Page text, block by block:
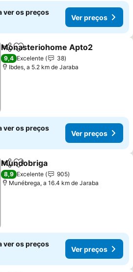
ver os preços
Ver preços
PartilharAdicionar aos favoritos
Monasteriohome Apto2
9,4 Excelente
38
Ibdes, a 5.2 km de Jaraba
ver os preços
Ver preços
PartilharAdicionar aos favoritos
Mundobriga
8,9 Excelente
905
Munébrega, a 16.4 km de Jaraba
ver os preços
Ver preços